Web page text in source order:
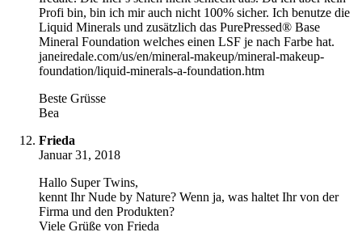
Profi bin, bin ich mir auch nicht 100% sicher. Ich benutze die
Liquid Minerals und zusätzlich das PurePressed® Base
Mineral Foundation welches einen LSF je nach Farbe hat.
janeiredale.com/us/en/mineral-makeup/mineral-makeup-
foundation/liquid-minerals-a-foundation.htm
Beste Grüsse
Bea
Frieda
Januar 31, 2018
Hallo Super Twins,
kennt Ihr Nude by Nature? Wenn ja, was haltet Ihr von der
Firma und den Produkten?
Viele Grüße von Frieda